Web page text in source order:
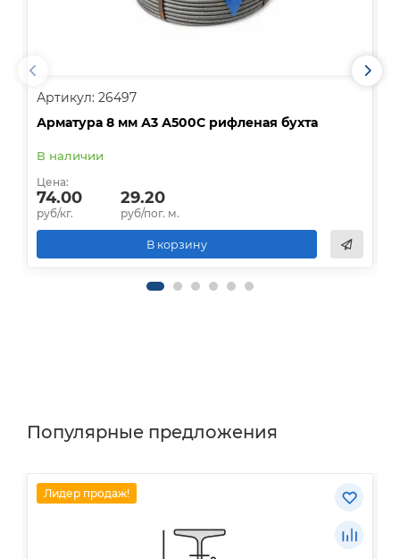
Артикул: 26497
Арматура 8 мм А3 А500С рифленая бухта
В наличии
Цена:
74.00
руб/кг.
29.20
руб/пог. м.
В корзину
Популярные предложения
Лидер продаж!